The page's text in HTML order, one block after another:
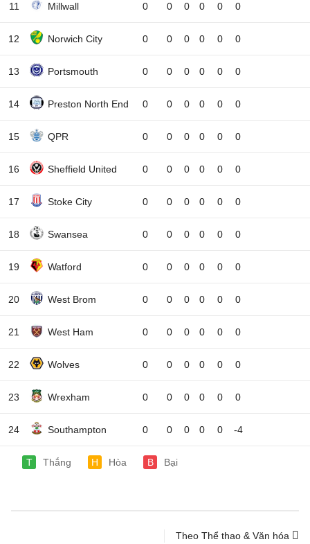
11 Millwall 0 0 0 0 0 0
12 Norwich City 0 0 0 0 0 0
13 Portsmouth 0 0 0 0 0 0
14 Preston North End 0 0 0 0 0 0
15 QPR 0 0 0 0 0 0
16 Sheffield United 0 0 0 0 0 0
17 Stoke City 0 0 0 0 0 0
18 Swansea 0 0 0 0 0 0
19 Watford 0 0 0 0 0 0
20 West Brom 0 0 0 0 0 0
21 West Ham 0 0 0 0 0 0
22 Wolves 0 0 0 0 0 0
23 Wrexham 0 0 0 0 0 0
24 Southampton 0 0 0 0 0 -4
T Thắng H Hòa B Bại
Theo Thể thao & Văn hóa